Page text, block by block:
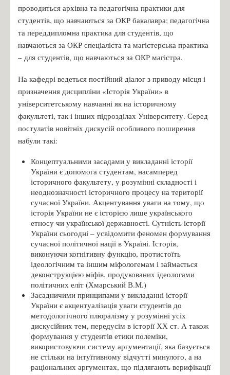
проводиться архівна та педагогічна практики для
студентів, що навчаються за ОКР бакалавра; педагогічна
та переддипломна практика для студентів, що
навчаються за ОКР спеціаліста та магістерська практика
– для студентів, що навчаються за ОКР магістра.
На кафедрі ведеться постійний діалог з приводу місця і
призначення дисципліни «Історія України» в
університетському навчанні як на історичному
факультеті, так і інших підрозділах Університету. Серед
постулатів новітніх дискусій особливого поширення
набули такі:
Концептуальними засадами у викладанні історії
України є допомога студентам, насамперед
історичного факультету, у розумінні складності і
неоднозначності історичного процесу на території
сучасної України. Акцентування уваги на тому, що
історія України не є історією лише українського
етносу чи української державності. Сутність історії
України сьогодні – усвідомити феномен формування
сучасної політичної нації в Україні. Історія,
виконуючи когнітивну функцію, протистоїть
ідеологічним та іншим міфологемам і займається
деконструкцією міфів, продукованих ідеологами
політичних еліт (Хмарський В.М.)
Засадничими принципами у викладанні історії
України є акцентуалізація уваги студентів до
методологічного плюралізму у розумінні усіх
дискусійних тем, передусім в історії ХХ ст. А також
формування у студентів етики полеміки,
використовуючи систему аргументації, яка базується
не стільки на інтуїтивному відчутті минулого, а на
раціональних аргументах, що підлягають верифікації